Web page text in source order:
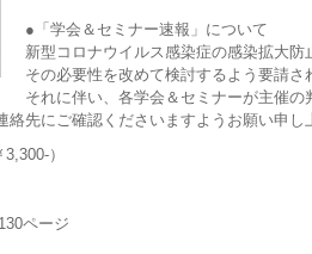
●「学会＆セミナー速報」について
新型コロナウイルス感染症の感染拡大防
その必要性を改めて検討するよう要請さ
それに伴い、各学会＆セミナーが主催の
絡先にご確認くださいますようお願い申し
）
ページ